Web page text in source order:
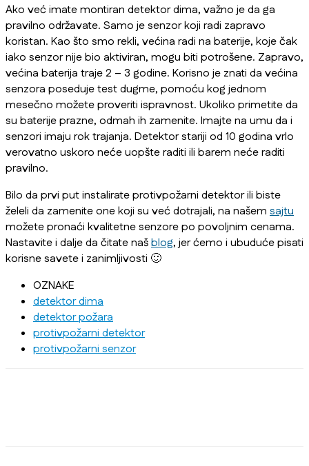
Ako već imate montiran detektor dima, važno je da ga
pravilno održavate. Samo je senzor koji radi zapravo
koristan. Kao što smo rekli, većina radi na baterije, koje čak
iako senzor nije bio aktiviran, mogu biti potrošene. Zapravo,
većina baterija traje 2 – 3 godine. Korisno je znati da većina
senzora poseduje test dugme, pomoću kog jednom
mesečno možete proveriti ispravnost. Ukoliko primetite da
su baterije prazne, odmah ih zamenite. Imajte na umu da i
senzori imaju rok trajanja. Detektor stariji od 10 godina vrlo
verovatno uskoro neće uopšte raditi ili barem neće raditi
pravilno.
Bilo da prvi put instalirate protivpožarni detektor ili biste
želeli da zamenite one koji su već dotrajali, na našem sajtu
možete pronaći kvalitetne senzore po povoljnim cenama.
Nastavite i dalje da čitate našblog, jer ćemo i ubuduće pisati
korisne savete i zanimljivosti 🙂
OZNAKE
detektor dima
detektor požara
protivpožarni detektor
protivpožarni senzor